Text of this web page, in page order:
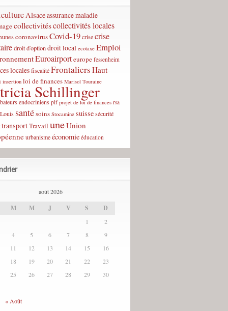
Alsaceassurance maladie
collectivitéscollectivités locales
coronavirusCovid-19crisecrise
droit d'optiondroit local ecotaxe Emploi
Euroairporteurope fessenheim
localesfiscalitéFrontaliers Haut-
insertion loi de finances Marisol Touraine
Schillinger
endocriniensplf projet de loi de finances rsa
santésoins Stocamine suissesécurité
transportTravail uneUnion
urbanismeéconomie éducation
août 2026
M M J V S D
« Août
1
2
4
5 6 7 8
9
11
12 13 14 15
16
18
19 20 21 22
23
25
26 27 28 29 30